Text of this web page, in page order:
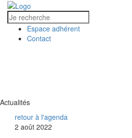
Espace adhérent
Contact
Actualités
retour à l'agenda
2 août 2022